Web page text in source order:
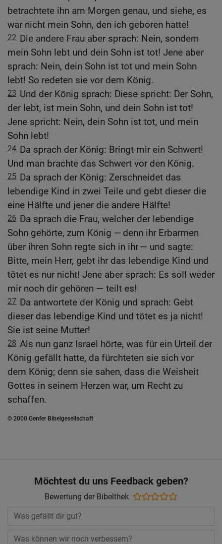
betrachtete ihn am Morgen genau, und siehe, es
war nicht mein Sohn, den ich geboren hatte!
22 Die andere Frau aber sprach: Nein, sondern
mein Sohn lebt und dein Sohn ist tot! Jene aber
sprach: Nein, dein Sohn ist tot und mein Sohn
lebt! So redeten sie vor dem König.
23 Und der König sprach: Diese spricht: Der Sohn,
der lebt, ist mein Sohn, und dein Sohn ist tot!
Jene spricht: Nein, dein Sohn ist tot, und mein
Sohn lebt!
24 Da sprach der König: Bringt mir ein Schwert!
Und man brachte das Schwert vor den König.
25 Da sprach der König: Zerschneidet das
lebendige Kind in zwei Teile und gebt dieser die
eine Hälfte und jener die andere Hälfte!
26 Da sprach die Frau, welcher der lebendige
Sohn gehörte, zum König — denn ihr Erbarmen
über ihren Sohn regte sich in ihr — und sagte:
Bitte, mein Herr, gebt ihr das lebendige Kind und
tötet es nur nicht! Jene aber sprach: Es soll weder
mir noch dir gehören — teilt es!
27 Da antwortete der König und sprach: Gebt
dieser das lebendige Kind und tötet es ja nicht!
Sie ist seine Mutter!
28 Als nun ganz Israel hörte, was für ein Urteil der
König gefällt hatte, da fürchteten sie sich vor
dem König; denn sie sahen, dass die Weisheit
Gottes in seinem Herzen war, um Recht zu
schaffen.
© 2000 Genfer Bibelgesellschaft
Möchtest du uns Feedback geben?
Bewertung der Bibelthek